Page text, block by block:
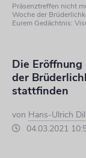
Präsenztreffen nicht
Woche der
Eurem Gedächtnis:
Die
der
stattfinden
von Hans-Ulrich
04.03.2021